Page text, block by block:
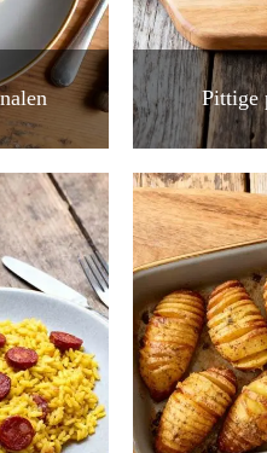
Pittige